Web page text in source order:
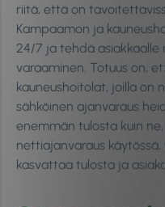
riitä, että on
Kampaamon ja
24/7 ja tehdä asiakkaalle
varaaminen. Totuus on,
kauneushoitolat, joilla on
sähköinen ajanvaraus
enemmän tulosta kuin ne,
nettiajanvaraus
kasvattaa tulosta ja